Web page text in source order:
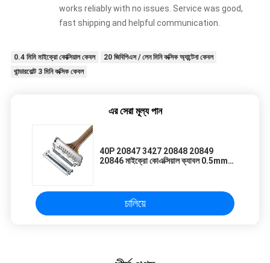
works reliably with no issues. Service was good,
fast shipping and helpful communication.
0.4 মিমি মাইক্রো কোক্সিয়াল কেবল
20 জিবিপিএস / লেন মিনি কক্সিক অ্যান্টেনা কেবল
থান্ডারবোল্ট 3 মিনি কক্সিক কেবল
এর সেরা মূল্য পান
40P 20847 3427 20848 20849
20846 মাইক্রো কোএক্সিয়াল ক্যাবল 0.5mm
চালিয়ে